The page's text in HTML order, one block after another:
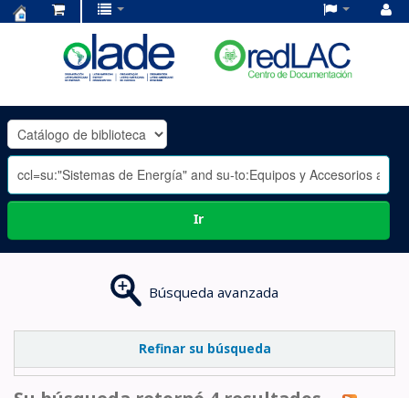
OLADE
-
Ir
Búsqueda avanzada
Refinar su búsqueda